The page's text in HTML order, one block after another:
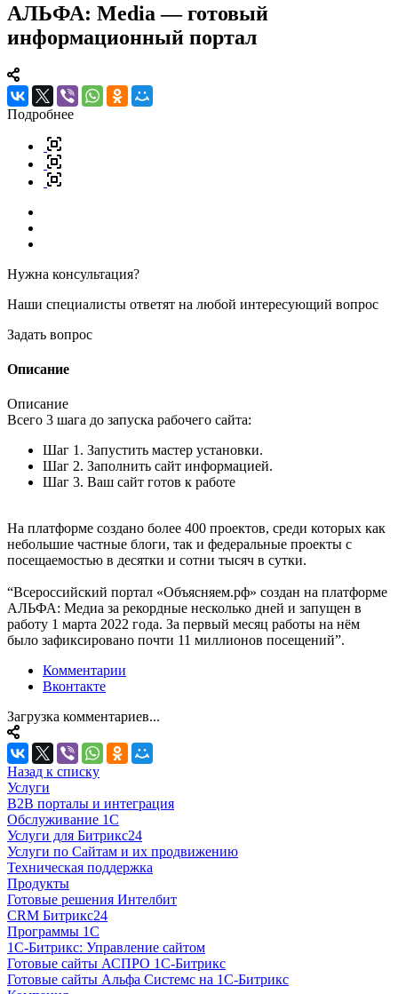
АЛЬФА: Media — готовый
информационный портал
Подробнее
Нужна консультация?
Наши специалисты ответят на любой интересующий вопрос
Задать вопрос
Описание
Описание
Всего 3 шага до запуска рабочего сайта:
Шаг 1. Запустить мастер установки.
Шаг 2. Заполнить сайт информацией.
Шаг 3. Ваш сайт готов к работе
На платформе создано более 400 проектов, среди которых как
небольшие частные блоги, так и федеральные проекты с
посещаемостью в десятки и сотни тысяч в сутки.
“Всероссийский портал «Объясняем.рф» создан на платформе
АЛЬФА: Медиа за рекордные несколько дней и запущен в
работу 1 марта 2022 года. За первый месяц работы на нём
было зафиксировано почти 11 миллионов посещений”.
Комментарии
Вконтакте
Загрузка комментариев...
Назад к списку
Услуги
B2B порталы и интеграция
Обслуживание 1С
Услуги для Битрикс24
Услуги по Сайтам и их продвижению
Техническая поддержка
Продукты
Готовые решения Интелбит
CRM Битрикс24
Программы 1С
1C-Битрикс: Управление сайтом
Готовые сайты АСПРО 1С-Битрикс
Готовые сайты Альфа Системс на 1С-Битрикс